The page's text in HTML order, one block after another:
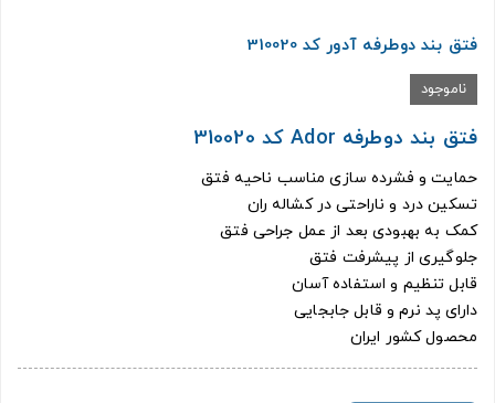
فتق بند دوطرفه آدور کد 310020
ناموجود
فتق بند دوطرفه Ador کد 310020
حمایت و فشرده سازی مناسب ناحیه فتق
تسکین درد و ناراحتی در کشاله ران
کمک به بهبودی بعد از عمل جراحی فتق
جلوگیری از پیشرفت فتق
قابل تنظیم و استفاده آسان
دارای پد نرم و قابل جابجایی
محصول کشور ایران